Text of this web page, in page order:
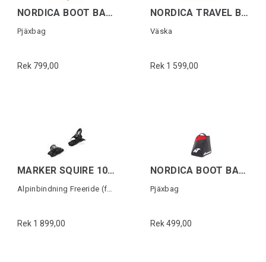
NORDICA BOOT BAG Svart/Röd
Pjäxbag
Rek 799,00
NORDICA TRAVEL BAG 12M Svart
Väska
Rek 1 599,00
MARKER SQUIRE 10 100MM + screw kit
Alpinbindning Freeride (fast)
Rek 1 899,00
NORDICA BOOT BAG LITE Svart/Röd
Pjäxbag
Rek 499,00